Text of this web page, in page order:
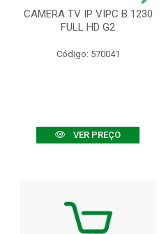
CAMERA TV IP VIPC B 1230
FULL HD G2
Código: 570041
VER PREÇO